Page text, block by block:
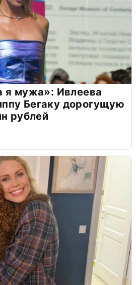
я мужа»: Ивлеева
Бегаку дорогущую
рублей